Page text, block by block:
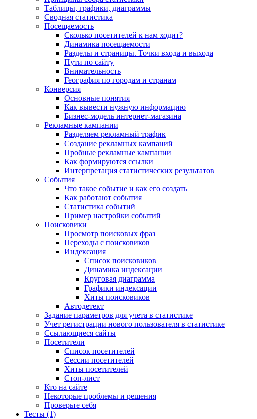
Таблицы, графики, диаграммы
Сводная статистика
Посещаемость
Сколько посетителей к нам ходит?
Динамика посещаемости
Разделы и страницы. Точки входа и выхода
Пути по сайту
Внимательность
География по городам и странам
Конверсия
Основные понятия
Как вывести нужную информацию
Бизнес-модель интернет-магазина
Рекламные кампании
Разделяем рекламный трафик
Создание рекламных кампаний
Пробные рекламные кампании
Как формируются ссылки
Интерпретация статистических результатов
События
Что такое событие и как его создать
Как работают события
Статистика событий
Пример настройки событий
Поисковики
Просмотр поисковых фраз
Переходы с поисковиков
Индексация
Список поисковиков
Динамика индексации
Круговая диаграмма
Графики индексации
Хиты поисковиков
Автодетект
Задание параметров для учета в статистике
Учет регистрации нового пользователя в статистике
Ссылающиеся сайты
Посетители
Список посетителей
Сессии посетителей
Хиты посетителей
Стоп-лист
Кто на сайте
Некоторые проблемы и решения
Проверьте себя
Тесты (1)